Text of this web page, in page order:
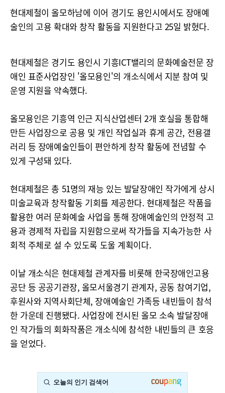
현대제철이 올모하남에 이어 경기도 용인시에서도 장애예
술인의 고용 확대와 창작 활동을 지원한다고 25일 밝혔다.
현대제철은 경기도 용인시 기흥ICT밸리의 문화예술전문 장
애인 표준사업장인 '올모용인'의 개소식에서 지분 참여 및
운영 지원을 약속했다.
올모용인은 기흥역 인근 지식산업센터 2개 호실을 통합해
만든 사업장으로 공용 및 개인 작업실과 휴게 공간, 전용갤
러리 등 장애예술인들이 편안하게 창작 활동에 전념할 수
있게 구성돼 있다.
현대제철은 총 51명의 재능 있는 발달장애인 작가에게 상시
미술교육과 창작활동 기회를 제공한다. 현대제철은 작품을
활용한 여러 문화예술 사업을 통해 장애예술인의 안정적 고
용과 경제적 자립을 지원함으로써 작가들을 지속가능한 사
회적 주체로 설 수 있도록 도울 계획이다.
이날 개소식은 현대제철 관계자를 비롯해 한국장애인고용
공단 등 공공기관장, 올모서울경기 관계자, 공동 참여기업,
후원사와 지역사회단체, 장애예술인 가족등 내빈들이 참석
한 가운데 진행됐다. 사업장에 전시된 올모 소속 발달장애
인 작가들의 회화작품은 개소식에 참석한 내빈들의 큰 호응
을 얻었다.